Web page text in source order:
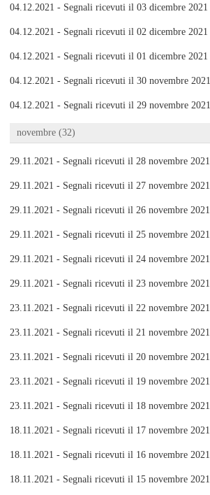
04.12.2021 - Segnali ricevuti il 03 dicembre 2021
04.12.2021 - Segnali ricevuti il 02 dicembre 2021
04.12.2021 - Segnali ricevuti il 01 dicembre 2021
04.12.2021 - Segnali ricevuti il 30 novembre 2021
04.12.2021 - Segnali ricevuti il 29 novembre 2021
novembre (32)
29.11.2021 - Segnali ricevuti il 28 novembre 2021
29.11.2021 - Segnali ricevuti il 27 novembre 2021
29.11.2021 - Segnali ricevuti il 26 novembre 2021
29.11.2021 - Segnali ricevuti il 25 novembre 2021
29.11.2021 - Segnali ricevuti il 24 novembre 2021
29.11.2021 - Segnali ricevuti il 23 novembre 2021
23.11.2021 - Segnali ricevuti il 22 novembre 2021
23.11.2021 - Segnali ricevuti il 21 novembre 2021
23.11.2021 - Segnali ricevuti il 20 novembre 2021
23.11.2021 - Segnali ricevuti il 19 novembre 2021
23.11.2021 - Segnali ricevuti il 18 novembre 2021
18.11.2021 - Segnali ricevuti il 17 novembre 2021
18.11.2021 - Segnali ricevuti il 16 novembre 2021
18.11.2021 - Segnali ricevuti il 15 novembre 2021